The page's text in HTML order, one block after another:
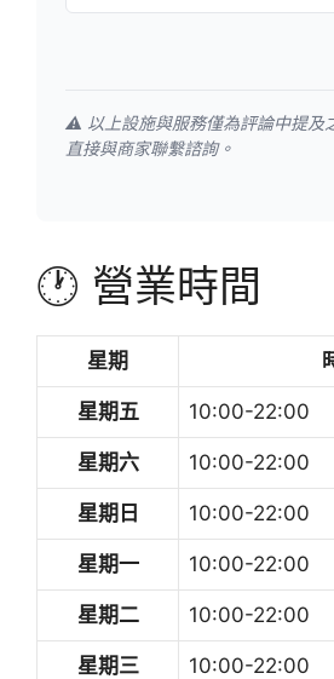
⚠️ 以上設施與服務僅為評論中提及
直接與商家聯繫諮詢。
🕐 營業時間
星期
星期五 10:00-22:00
星期六 10:00-22:00
星期日 10:00-22:00
星期一 10:00-22:00
星期二 10:00-22:00
星期三 10:00-22:00